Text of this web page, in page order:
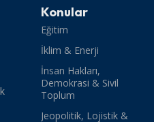
Konular
Eğitim
İklim & Enerji
İnsan Hakları,
Demokrasi & Sivil
Toplum
Jeopolitik, Lojistik &